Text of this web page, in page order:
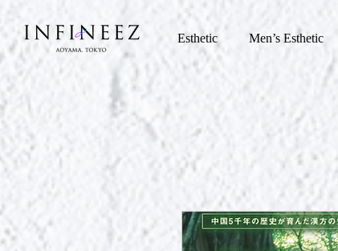
Esthetic Men’s Esthetic